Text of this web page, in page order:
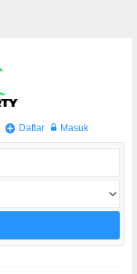
+ Daftar w Masuk